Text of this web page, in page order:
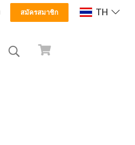
สมัครสมาชิก TH